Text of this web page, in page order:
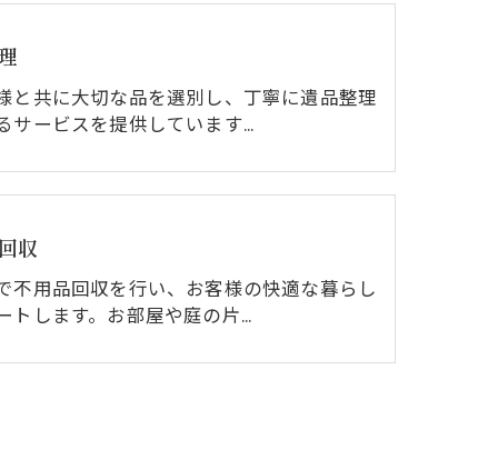
と共に大切な品を選別し、丁寧に遺品整理
サービスを提供しています…
収
不用品回収を行い、お客様の快適な暮らし
トします。お部屋や庭の片…